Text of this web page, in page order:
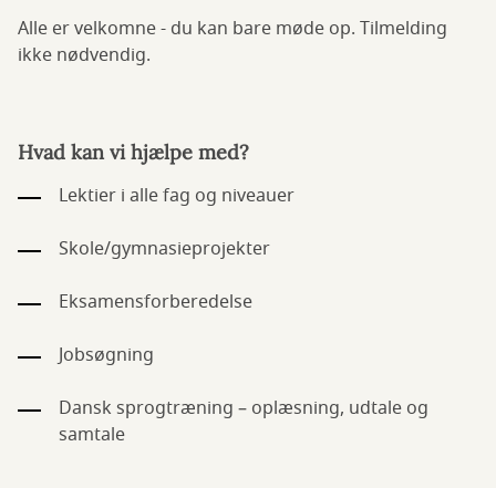
Alle er velkomne - du kan bare møde op. Tilmelding
ikke nødvendig.
Hvad kan vi hjælpe med?
Lektier i alle fag og niveauer
Skole/gymnasieprojekter
Eksamensforberedelse
Jobsøgning
Dansk sprogtræning – oplæsning, udtale og
samtale